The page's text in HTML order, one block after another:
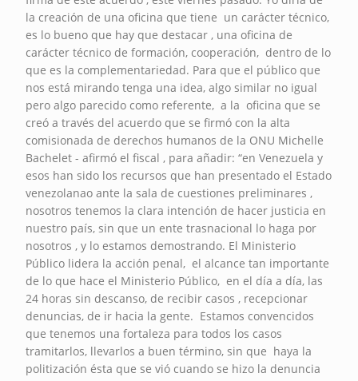
la creación de una oficina que tiene un carácter técnico,
es lo bueno que hay que destacar , una oficina de
carácter técnico de formación, cooperación, dentro de lo
que es la complementariedad. Para que el público que
nos está mirando tenga una idea, algo similar no igual
pero algo parecido como referente, a la oficina que se
creó a través del acuerdo que se firmó con la alta
comisionada de derechos humanos de la ONU Michelle
Bachelet - afirmó el fiscal , para añadir: “en Venezuela y
esos han sido los recursos que han presentado el Estado
venezolanao ante la sala de cuestiones preliminares ,
nosotros tenemos la clara intención de hacer justicia en
nuestro país, sin que un ente trasnacional lo haga por
nosotros , y lo estamos demostrando. El Ministerio
Público lidera la acción penal, el alcance tan importante
de lo que hace el Ministerio Público, en el día a día, las
24 horas sin descanso, de recibir casos , recepcionar
denuncias, de ir hacia la gente. Estamos convencidos
que tenemos una fortaleza para todos los casos
tramitarlos, llevarlos a buen término, sin que haya la
politización ésta que se vió cuando se hizo la denuncia